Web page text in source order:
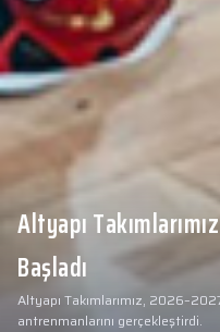
Altyapı
Başladı
Altyapı Takımlarımız,
antrenmanlarını gerçekleştirdi.